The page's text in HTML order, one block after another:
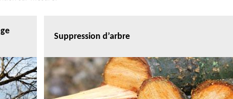
Suppression d’arbre